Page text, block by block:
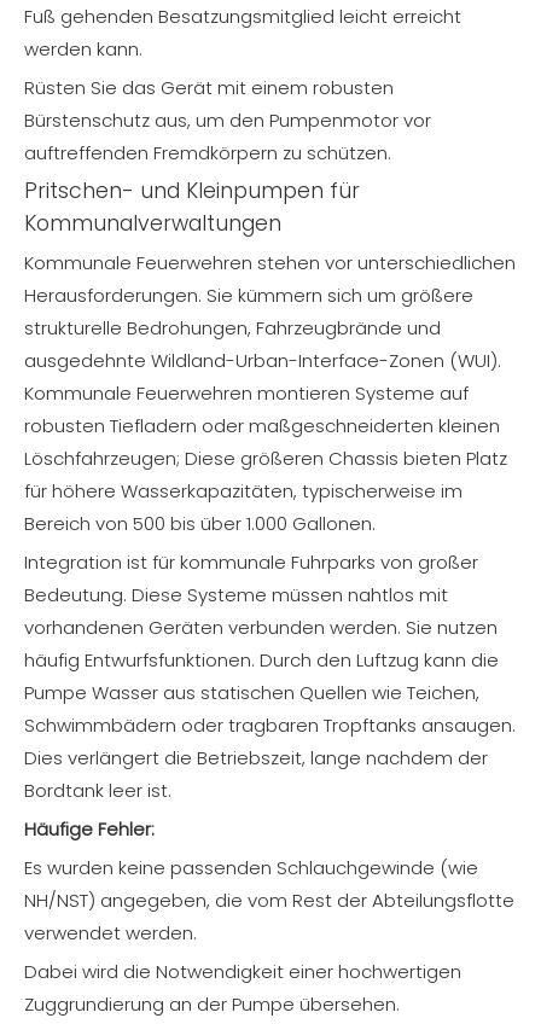
Fuß gehenden Besatzungsmitglied leicht erreicht
werden kann.
Rüsten Sie das Gerät mit einem robusten
Bürstenschutz aus, um den Pumpenmotor vor
auftreffenden Fremdkörpern zu schützen.
Pritschen- und Kleinpumpen für
Kommunalverwaltungen
Kommunale Feuerwehren stehen vor unterschiedlichen
Herausforderungen. Sie kümmern sich um größere
strukturelle Bedrohungen, Fahrzeugbrände und
ausgedehnte Wildland-Urban-Interface-Zonen (WUI).
Kommunale Feuerwehren montieren Systeme auf
robusten Tiefladern oder maßgeschneiderten kleinen
Löschfahrzeugen; Diese größeren Chassis bieten Platz
für höhere Wasserkapazitäten, typischerweise im
Bereich von 500 bis über 1.000 Gallonen.
Integration ist für kommunale Fuhrparks von großer
Bedeutung. Diese Systeme müssen nahtlos mit
vorhandenen Geräten verbunden werden. Sie nutzen
häufig Entwurfsfunktionen. Durch den Luftzug kann die
Pumpe Wasser aus statischen Quellen wie Teichen,
Schwimmbädern oder tragbaren Tropftanks ansaugen.
Dies verlängert die Betriebszeit, lange nachdem der
Bordtank leer ist.
Häufige Fehler:
Es wurden keine passenden Schlauchgewinde (wie
NH/NST) angegeben, die vom Rest der Abteilungsflotte
verwendet werden.
Dabei wird die Notwendigkeit einer hochwertigen
Zuggrundierung an der Pumpe übersehen.